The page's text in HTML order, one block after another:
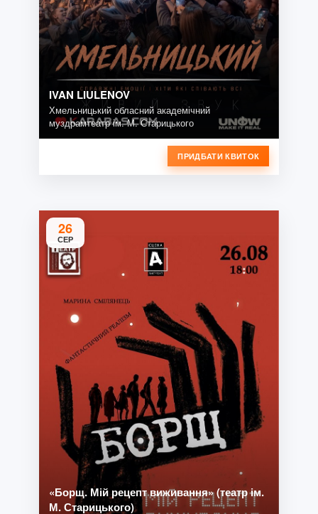
IVAN LIULENOV
Хмельницький обласний академічний
муздрамтеатр ім. М. Старицького
ПРИДБАТИ КВИТОК
26
СЕР
«Борщ. Мій рецепт виживання» (театр ім.
М. Старицького)